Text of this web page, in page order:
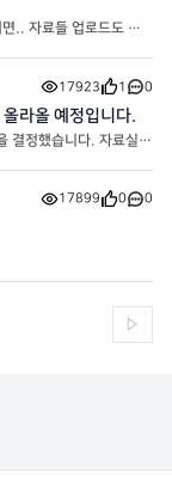
.. 자료들 업로드도 같
17923 1 0
라올 예정입니다.
결정했습니다. 자료실에
17899 0 0
▷